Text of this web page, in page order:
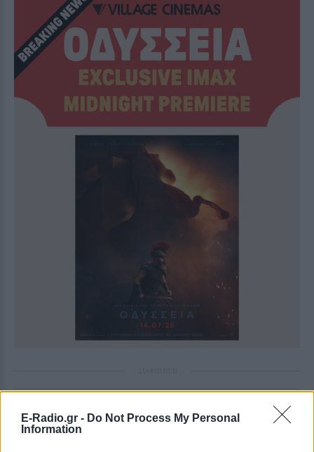
E-Radio.gr - Do Not Process My Personal
Information